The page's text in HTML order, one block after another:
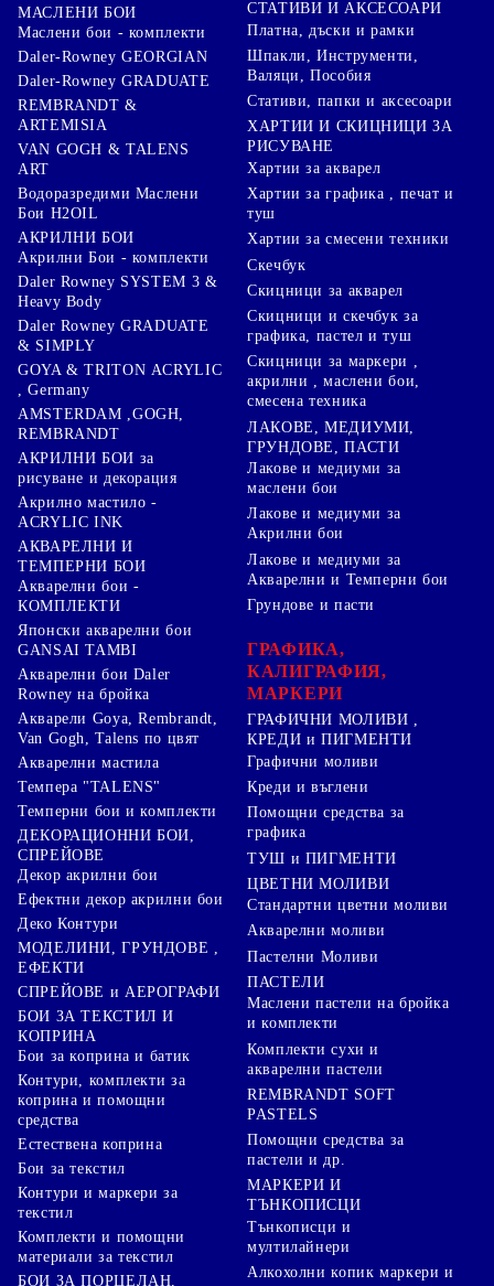
МАСЛЕНИ БОИ
Маслени бои - комплекти
Daler-Rowney GEORGIAN
Daler-Rowney GRADUATE
REMBRANDT &
ARTEMISIA
VAN GOGH & TALENS
ART
Водоразредими Маслени
Бои H2OIL
АКРИЛНИ БОИ
Акрилни Бои - комплекти
Daler Rowney SYSTEM 3 &
Heavy Body
Daler Rowney GRADUATE
& SIMPLY
GOYA & TRITON АCRYLIC
, Germany
AMSTERDAM ,GOGH,
REMBRANDT
АКРИЛНИ БОИ за
рисуване и декорация
Акрилно мастило -
ACRYLIC INK
АКВАРЕЛНИ И
ТЕМПЕРНИ БОИ
Акварелни бои -
КОМПЛЕКТИ
Японски акварелни бои
GANSAI TAMBI
Акварелни бои Daler
Rowney на бройка
Акварели Goya, Rembrandt,
Van Gogh, Talens по цвят
Акварелни мастила
Темпера "TALENS"
Темперни бои и комплекти
ДЕКОРАЦИОННИ БОИ,
СПРЕЙОВЕ
Декор акрилни бои
Ефектни декор акрилни бои
Деко Контури
МОДЕЛИНИ, ГРУНДОВЕ ,
ЕФЕКТИ
СПРЕЙОВЕ и АЕРОГРАФИ
БОИ ЗА ТЕКСТИЛ И
КОПРИНА
Бои за коприна и батик
Контури, комплекти за
коприна и помощни
средства
Естествена коприна
Бои за текстил
Контури и маркери за
текстил
Комплекти и помощни
материали за текстил
БОИ ЗА ПОРЦЕЛАН,
СТАТИВИ И АКСЕСОАРИ
Платна, дъски и рамки
Шпакли, Инструменти,
Валяци, Пособия
Стативи, папки и аксесоари
ХАРТИИ И СКИЦНИЦИ ЗА
РИСУВАНЕ
Хартии за акварел
Хартии за графика , печат и
туш
Хартии за смесени техники
Скечбук
Скицници за акварел
Скицници и скечбук за
графика, пастел и туш
Скицници за маркери ,
акрилни , маслени бои,
смесена техника
ЛАКОВЕ, МЕДИУМИ,
ГРУНДОВЕ, ПАСТИ
Лакове и медиуми за
маслени бои
Лакове и медиуми за
Акрилни бои
Лакове и медиуми за
Акварелни и Темперни бои
Грундове и пасти
ГРАФИКА,
КАЛИГРАФИЯ,
МАРКЕРИ
ГРАФИЧНИ МОЛИВИ ,
КРЕДИ и ПИГМЕНТИ
Графични моливи
Креди и въглени
Помощни средства за
графика
ТУШ и ПИГМЕНТИ
ЦВЕТНИ МОЛИВИ
Стандартни цветни моливи
Акварелни моливи
Пастелни Моливи
ПАСТЕЛИ
Маслени пастели на бройка
и комплекти
Комплекти сухи и
акварелни пастели
REMBRANDT SOFT
PASTELS
Помощни средства за
пастели и др.
МАРКЕРИ И
ТЪНКОПИСЦИ
Тънкописци и
мултилайнери
Алкохолни копик маркери и